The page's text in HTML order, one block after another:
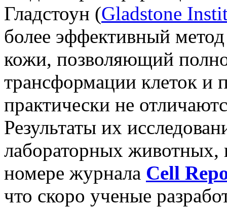
Гладстоун (Gladstone
более эффективный
кожи, позволяющий
трансформации клеток и
практически не
Результаты их
лабораторных животных,
номере журнала Cell
что скоро ученые